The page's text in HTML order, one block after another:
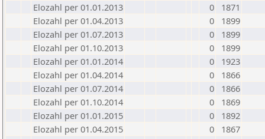
Elozahl per 01.01.2013
0
1871
Elozahl per 01.04.2013
0
1899
Elozahl per 01.07.2013
0
1899
Elozahl per 01.10.2013
0
1899
Elozahl per 01.01.2014
0
1923
Elozahl per 01.04.2014
0
1866
Elozahl per 01.07.2014
0
1866
Elozahl per 01.10.2014
0
1869
Elozahl per 01.01.2015
0
1892
Elozahl per 01.04.2015
0
1867